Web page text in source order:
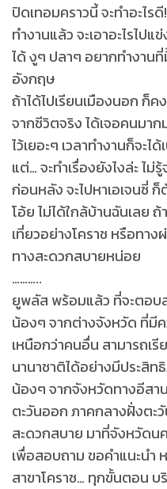
ปิดเทอมคราวนี้ จะทำอะไร
ทำงานแล้ว จะเอาอะไรไป
ได้ งูๆ ปลาๆ อยากทำงาน
อังกฤษ
ถ้าได้ไปเรียนเมืองนอก ก็
จากชีวิตจริง ได้เจอคนมา
ไว้เยอะๆ เวลาทำงานก็จะไ
แต่… จะทำเรื่องยังไงล่ะ ไม่
ก่อนหลัง จะไปหาเอเจนซี่ ก็
โอ้ย ไม่ได้ใกล้บ้านฉันเลย
เที่ยวอย่างโคราช หรือทาง
ทางสะดวกสบายหน่อย
………..
ยูพลัส พร้อมแล้ว ที่จะตอบ
น้องๆ จากต่างจังหวัด ที่มี
เหนือกว่าคนอื่น สามารถเ
นานาชาติได้อย่างมีประสิท
น้องๆ จากจังหวัดทางอีสา
ตะวันออก ภาคกลางฝั่งตะ
สะดวกสบาย มาที่จังหวัด
เพื่อสอบถาม ขอคำแนะนำ
สาขาโคราช… ทุกขั้นตอน บ